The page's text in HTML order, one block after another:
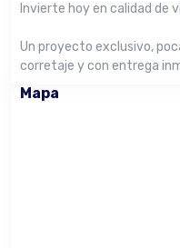
Invierte hoy en calidad de
Un proyecto exclusivo,
corretaje y con entrega
Mapa